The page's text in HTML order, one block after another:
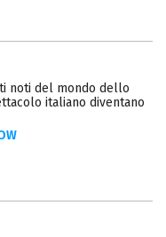
noti del mondo dello
italiano diventano